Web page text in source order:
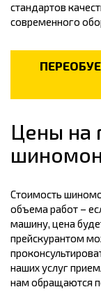
стандартов
современного
Цены на
Стоимость
объема работ –
машину, цена
прейскурантом
наших услуг
нам обращаются